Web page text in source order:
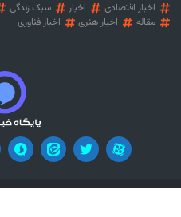
اخبار اقتصادی اخبار سبک زندگی
مقاله
اخبار هنری اخبار فناوری